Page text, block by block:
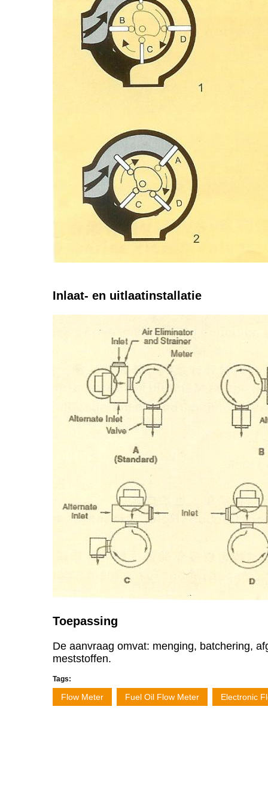
Inlaat- en uitlaatinstallatie
Toepassing
De aanvraag omvat: menging, batchering,
meststoffen.
Tags:
Flow Meter Fuel Oil Flow Meter Electronic